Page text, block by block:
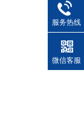
服务热线
微信客服